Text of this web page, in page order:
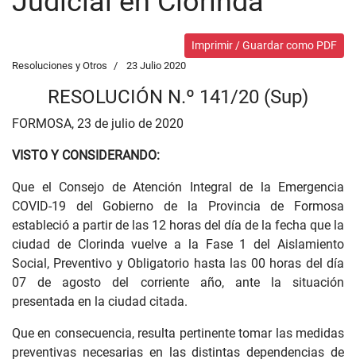
Imprimir / Guardar como PDF
Resoluciones y Otros 23 Julio 2020
RESOLUCIÓN N.º 141/20 (Sup)
FORMOSA, 23 de julio de 2020
VISTO Y CONSIDERANDO:
Que el Consejo de Atención Integral de la Emergencia
COVID-19 del Gobierno de la Provincia de Formosa
estableció a partir de las 12 horas del día de la fecha que la
ciudad de Clorinda vuelve a la Fase 1 del Aislamiento
Social, Preventivo y Obligatorio hasta las 00 horas del día
07 de agosto del corriente año, ante la situación
presentada en la ciudad citada.
Que en consecuencia, resulta pertinente tomar las medidas
preventivas necesarias en las distintas dependencias de